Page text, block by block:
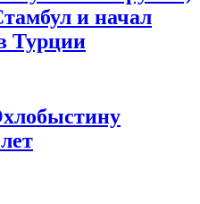
и начал
Турции